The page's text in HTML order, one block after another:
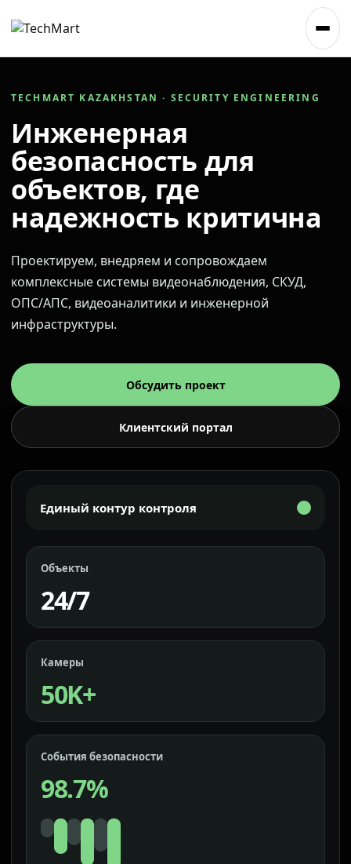
TECHMART KAZAKHSTAN · SECURITY ENGINEERING
Инженерная
безопасность для
объектов, где
надежность критична
Проектируем, внедряем и сопровождаем
комплексные системы видеонаблюдения, СКУД,
ОПС/АПС, видеоаналитики и инженерной
инфраструктуры.
Обсудить проект
Клиентский портал
Единый контур контроля
Объекты
24/7
Камеры
50K+
События безопасности
98.7%